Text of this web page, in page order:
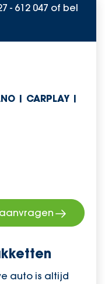
- 612 047 of bel
| CARPLAY |
auto is altijd